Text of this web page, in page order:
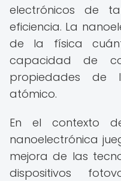
electrónicos de
eficiencia. La
de la física
capacidad de
propiedades de
atómico.
En el contexto
nanoelectrónica
mejora de las
dispositivos